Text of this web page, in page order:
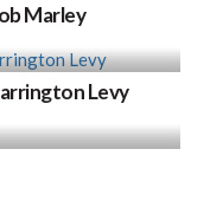
Marley
Levy